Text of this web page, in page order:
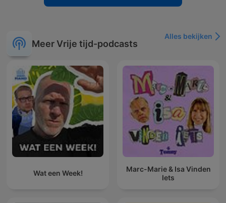
Meer Vrije tijd-podcasts
Alles bekijken
Wat een Week!
Marc-Marie & Isa Vinden
Iets